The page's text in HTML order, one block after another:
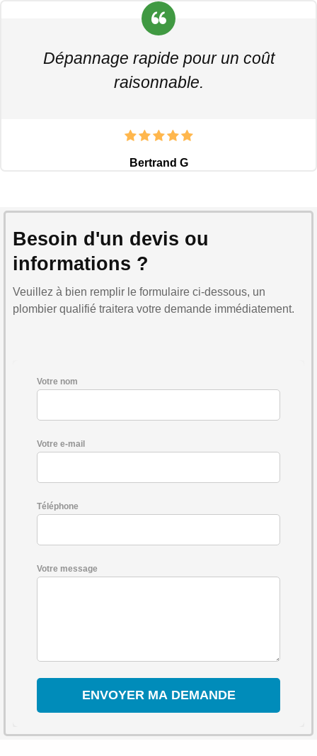
Dépannage rapide pour un coût
raisonnable.
Bertrand G
Besoin d'un devis ou
informations ?
Veuillez à bien remplir le formulaire ci-dessous, un
plombier qualifié traitera votre demande immédiatement.
Votre nom
Votre e-mail
Téléphone
Votre message